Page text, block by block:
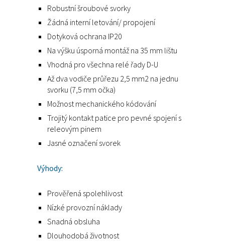
Robustní šroubové svorky
Žádná interní letování/ propojení
Dotyková ochrana IP20
Na výšku úsporná montáž na 35 mm lištu
Vhodná pro všechna relé řady D-U
Až dva vodiče průřezu 2,5 mm2 na jednu
svorku (7,5 mm očka)
Možnost mechanického kódování
Trojitý kontakt patice pro pevné spojení s
releovým pinem
Jasné označení svorek
Výhody:
Prověřená spolehlivost
Nízké provozní náklady
Snadná obsluha
Dlouhodobá životnost